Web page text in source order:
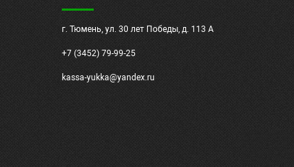
г. Тюмень, ул. 30 лет Победы, д. 113 А
+7 (3452) 79-99-25
kassa-yukka@yandex.ru